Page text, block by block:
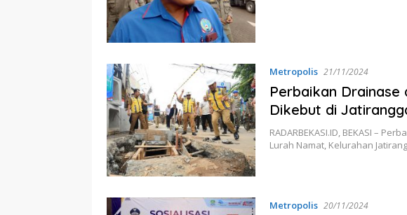
Metropolis 21/11/2024
Perbaikan Drainase
Dikebut di
RADARBEKASI.ID, BEKASI –
Lurah Namat, Kelurahan
Metropolis 20/11/2024